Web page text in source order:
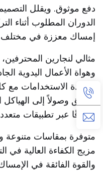
دفع موثوق. ويقلل
الدوران المطلوب أثناء
إمساك معززة في
مثالي لنجارين
وهواة الأعمال اليدوية
متعددة الاستخدامات مع
الدقيق وصولاً إلى الهياكل
موثوقًا عبر تطبيقات
متوفرة بمقاسات متنوعة
مزيج الكفاءة العالية في
والقوة الفائقة في